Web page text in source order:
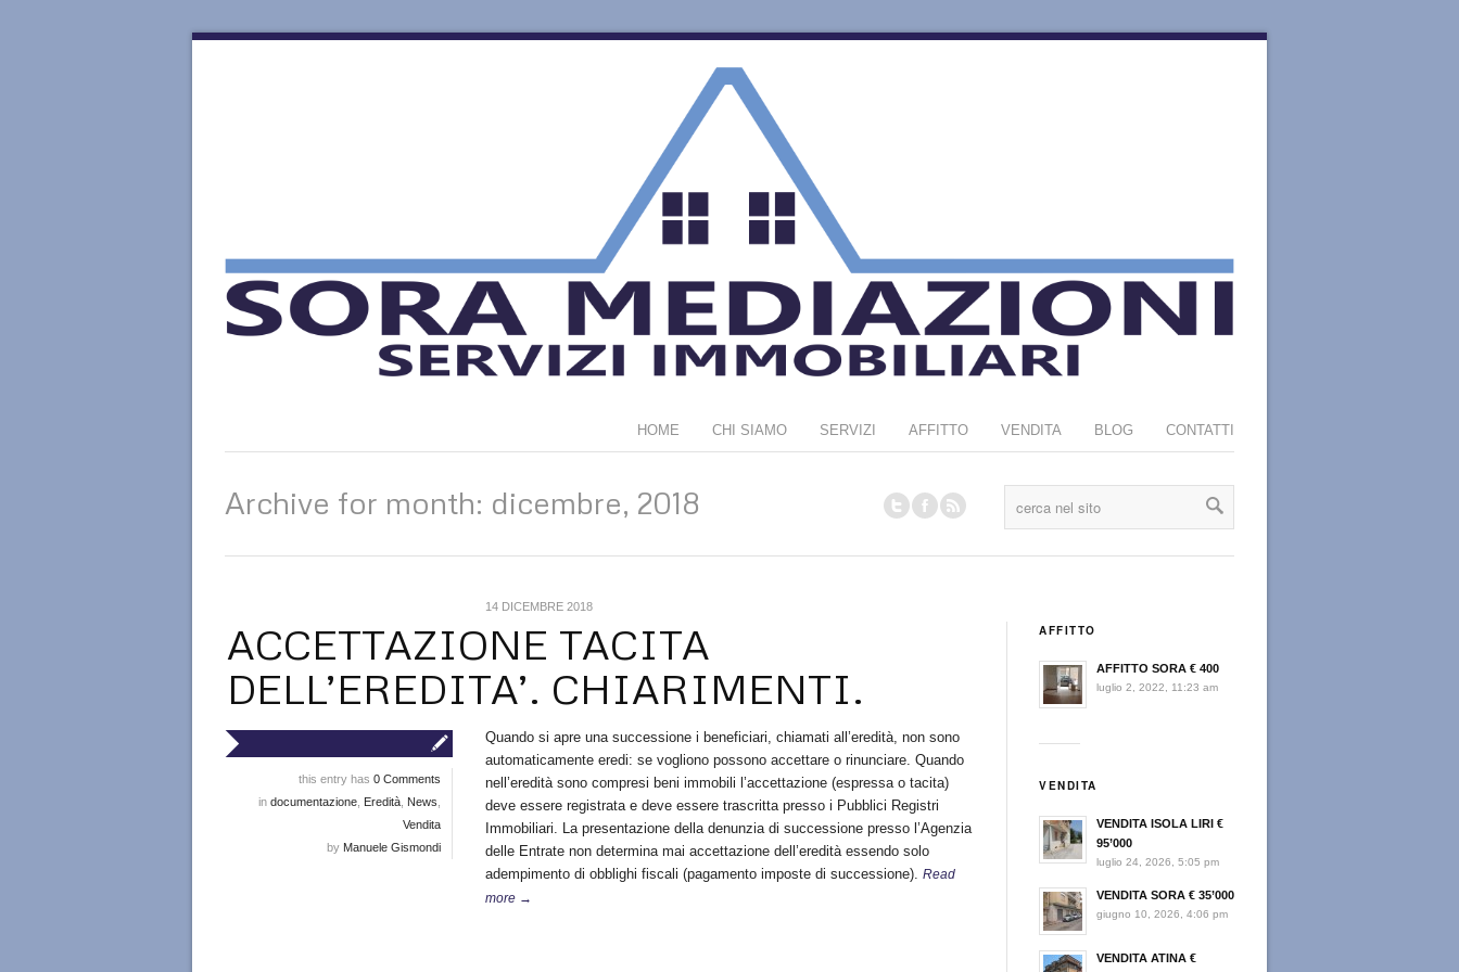
HOME CHI SIAMO SERVIZI AFFITTO VENDITA BLOG CONTATTI
Archive for month: dicembre, 2018
ACCETTAZIONE TACITA
DELL’EREDITA’. CHIARIMENTI.
this entry has 0 Comments
in documentazione, Eredità, News,
Vendita
by Manuele Gismondi
14 DICEMBRE 2018
Quando si apre una successione i beneficiari, chiamati all’eredità, non sono
automaticamente eredi: se vogliono possono accettare o rinunciare. Quando
nell’eredità sono compresi beni immobili l’accettazione (espressa o tacita)
deve essere registrata e deve essere trascritta presso i Pubblici Registri
Immobiliari. La presentazione della denunzia di successione presso l’Agenzia
delle Entrate non determina mai accettazione dell’eredità essendo solo
adempimento di obblighi fiscali (pagamento imposte di successione). Read
more →
AFFITTO
AFFITTO SORA € 400
luglio 2, 2022, 11:23 am
VENDITA
VENDITA ISOLA LIRI €
95’000
luglio 24, 2026, 5:05 pm
VENDITA SORA € 35’000
giugno 10, 2026, 4:06 pm
VENDITA ATINA €